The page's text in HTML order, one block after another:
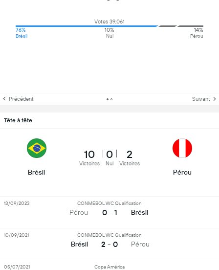
Votes 39,061
76%
Brésil
10%
Nul
14%
Pérou
Précédent Suivant
Tête à tête
Brésil
10
Victoires
0
Nul
2
Victoires
Pérou
Pérou
CONMEBOL WC Qualification
0 - 1 Brésil
13/09/2023
Brésil
CONMEBOL WC Qualification
2 - 0 Pérou
10/09/2021
Copa América
05/07/2021